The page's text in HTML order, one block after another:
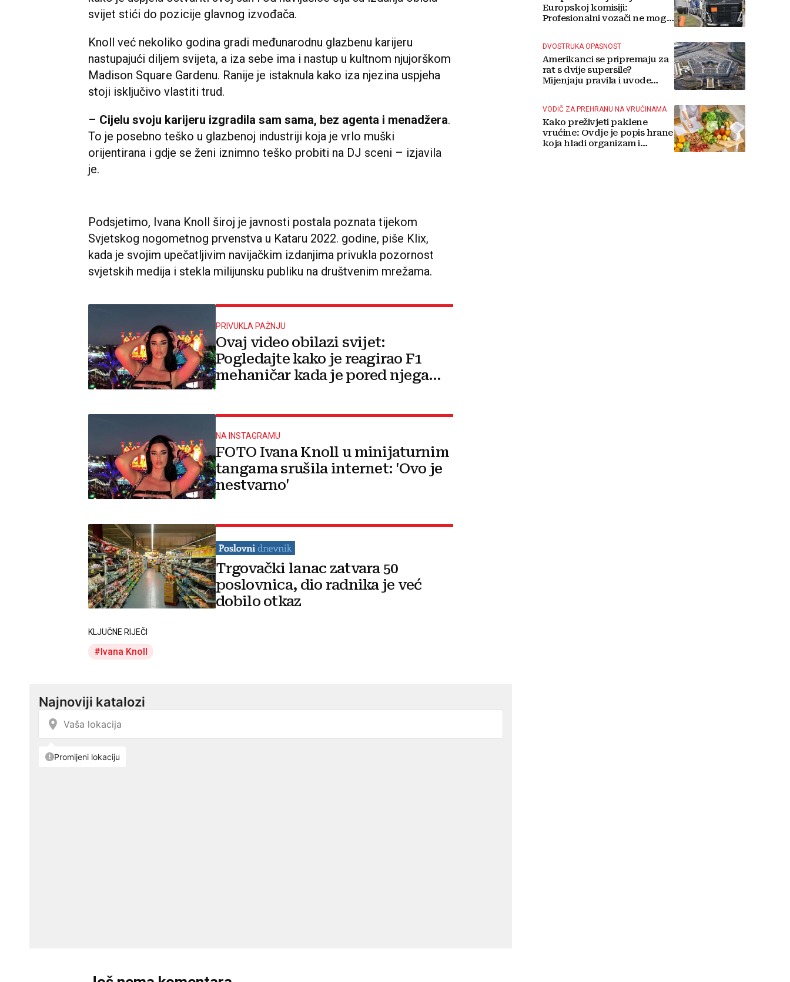
svijet stići do pozicije glavnog izvođača.
Knoll već nekoliko godina gradi međunarodnu glazbenu karijeru
nastupajući diljem svijeta, a iza sebe ima i nastup u kultnom njujorškom
Madison Square Gardenu. Ranije je istaknula kako iza njezina uspjeha
stoji isključivo vlastiti trud.
– Cijelu svoju karijeru izgradila sam sama, bez agenta i menadžera.
To je posebno teško u glazbenoj industriji koja je vrlo muški
orijentirana i gdje se ženi iznimno teško probiti na DJ sceni – izjavila
je.
Podsjetimo, Ivana Knoll široj je javnosti postala poznata tijekom
Svjetskog nogometnog prvenstva u Kataru 2022. godine, piše Klix,
kada je svojim upečatljivim navijačkim izdanjima privukla pozornost
svjetskih medija i stekla milijunsku publiku na društvenim mrežama.
PRIVUKLA PAŽNJU
Ovaj video obilazi svijet:
Pogledajte kako je reagirao F1
mehaničar kada je pored njega
NA INSTAGRAMU
FOTO Ivana Knoll u minijaturnim
tangama srušila internet: 'Ovo je
nestvarno'
Trgovački lanac zatvara 50
poslovnica, dio radnika je već
dobilo otkaz
KLJUČNE RIJEČI
Ivana Knoll
Europskoj komisiji:
Profesionalni vozači ne mogu
DVOSTRUKA OPASNOST
Amerikanci se pripremaju za
rat s dvije supersile?
Mijenjaju pravila i uvode
VODIČ ZA PREHRANU NA VRUĆINAMA
Kako preživjeti paklene
vrućine: Ovdje je popis hrane
koja hladi organizam i